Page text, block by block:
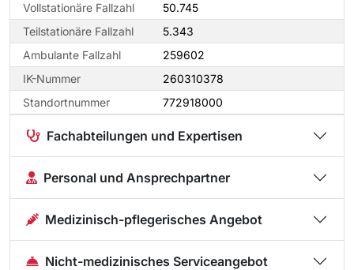
Vollstationäre Fallzahl
50.745
Teilstationäre Fallzahl
5.343
Ambulante Fallzahl
259602
IK-Nummer
260310378
Standortnummer
772918000
Fachabteilungen und Expertisen
Personal und Ansprechpartner
Medizinisch-pflegerisches Angebot
Nicht-medizinisches Serviceangebot